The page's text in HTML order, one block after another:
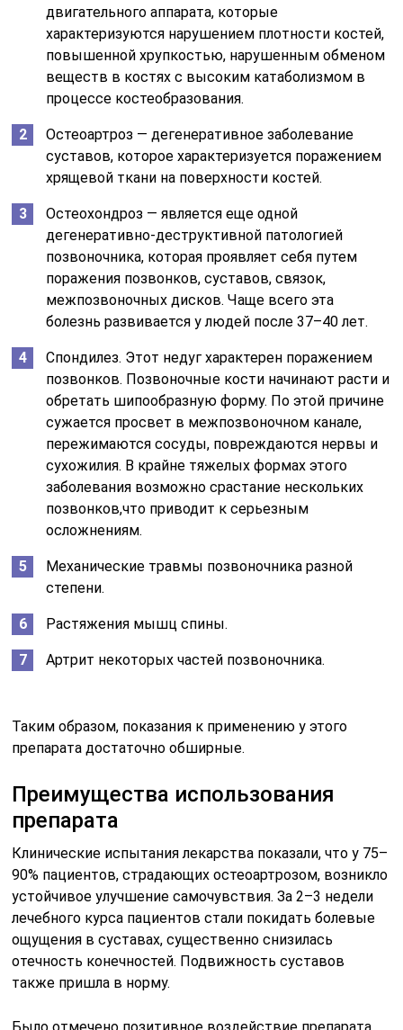
двигательного аппарата, которые
характеризуются нарушением плотности костей,
повышенной хрупкостью, нарушенным обменом
веществ в костях с высоким катаболизмом в
процессе костеобразования.
Остеоартроз — дегенеративное заболевание
суставов, которое характеризуется поражением
хрящевой ткани на поверхности костей.
Остеохондроз — является еще одной
дегенеративно-деструктивной патологией
позвоночника, которая проявляет себя путем
поражения позвонков, суставов, связок,
межпозвоночных дисков. Чаще всего эта
болезнь развивается у людей после 37–40 лет.
Спондилез. Этот недуг характерен поражением
позвонков. Позвоночные кости начинают расти и
обретать шипообразную форму. По этой причине
сужается просвет в межпозвоночном канале,
пережимаются сосуды, повреждаются нервы и
сухожилия. В крайне тяжелых формах этого
заболевания возможно срастание нескольких
позвонков,что приводит к серьезным
осложнениям.
Механические травмы позвоночника разной
степени.
Растяжения мышц спины.
Артрит некоторых частей позвоночника.
Таким образом, показания к применению у этого
препарата достаточно обширные.
Преимущества использования
препарата
Клинические испытания лекарства показали, что у 75–
90% пациентов, страдающих остеоартрозом, возникло
устойчивое улучшение самочувствия. За 2–3 недели
лечебного курса пациентов стали покидать болевые
ощущения в суставах, существенно снизилась
отечность конечностей. Подвижность суставов
также пришла в норму.